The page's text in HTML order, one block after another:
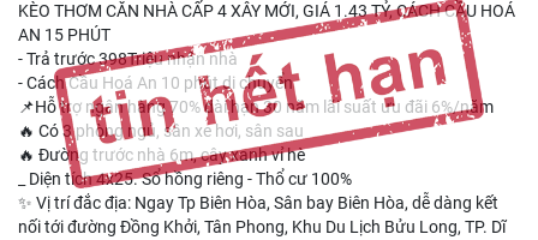
KÈO THƠM CĂN NHÀ CẤP 4 XÂY MỚI, GIÁ 1.43 TỶ, CÁCH CẦU HOÁ
AN 15 PHÚT
- Trả trước 398Triệu nhận nhà
- Cách Cầu Hoá An 10 phút di chuyển
📌Hỗ trợ ngân hàng 70% dài hạn 30 năm lãi suất ưu đãi 6%/năm
🔥 Có 3 phòng ngủ, sân xe hơi, sân sau
🔥 Đường trước nhà 6m, cây xanh vỉ hè
_ Diện tích 4x25. Sổ hồng riêng - Thổ cư 100%
✨ Vị trí đắc địa: Ngay Tp Biên Hòa, Sân bay Biên Hòa, dễ dàng kết
nối tới đường Đồng Khởi, Tân Phong, Khu Du Lịch Bửu Long, TP. Dĩ